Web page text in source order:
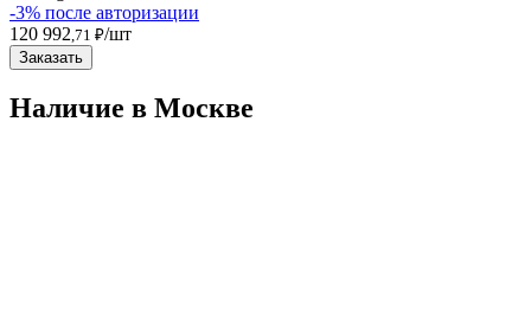
-3% после авторизации
120 992 ,71 ₽/шт
Заказать
Наличие в Москвe